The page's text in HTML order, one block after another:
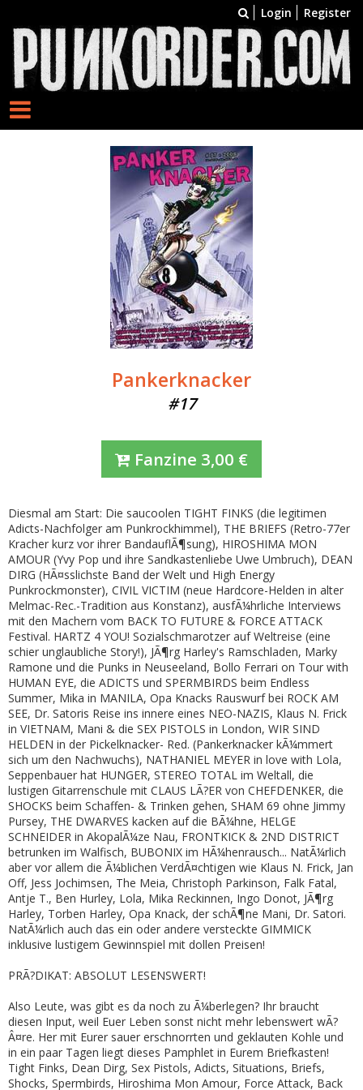
Login Register
Pankerknacker
#17
Fanzine 3,00 €
Diesmal am Start: Die saucoolen TIGHT FINKS (die legitimen
Adicts-Nachfolger am Punkrockhimmel), THE BRIEFS (Retro-77er
Kracher kurz vor ihrer BandauflÃ¶sung), HIROSHIMA MON
AMOUR (Yvy Pop und ihre Sandkastenliebe Uwe Umbruch), DEAN
DIRG (HÃ¤sslichste Band der Welt und High Energy
Punkrockmonster), CIVIL VICTIM (neue Hardcore-Helden in alter
Melmac-Rec.-Tradition aus Konstanz), ausfÃ¼hrliche Interviews
mit den Machern vom BACK TO FUTURE & FORCE ATTACK
Festival. HARTZ 4 YOU! Sozialschmarotzer auf Weltreise (eine
schier unglaubliche Story!), JÃ¶rg Harley's Ramschladen, Marky
Ramone und die Punks in Neuseeland, Bollo Ferrari on Tour with
HUMAN EYE, die ADICTS und SPERMBIRDS beim Endless
Summer, Mika in MANILA, Opa Knacks Rauswurf bei ROCK AM
SEE, Dr. Satoris Reise ins innere eines NEO-NAZIS, Klaus N. Frick
in VIETNAM, Mani & die SEX PISTOLS in London, WIR SIND
HELDEN in der Pickelknacker- Red. (Pankerknacker kÃ¼mmert
sich um den Nachwuchs), NATHANIEL MEYER in love with Lola,
Seppenbauer hat HUNGER, STEREO TOTAL im Weltall, die
lustigen Gitarrenschule mit CLAUS LÃ?ER von CHEFDENKER, die
SHOCKS beim Schaffen- & Trinken gehen, SHAM 69 ohne Jimmy
Pursey, THE DWARVES kacken auf die BÃ¼hne, HELGE
SCHNEIDER in AkopalÃ¼ze Nau, FRONTKICK & 2ND DISTRICT
betrunken im Walfisch, BUBONIX im HÃ¼henrausch... NatÃ¼rlich
aber vor allem die Ã¼blichen VerdÃ¤chtigen wie Klaus N. Frick, Jan
Off, Jess Jochimsen, The Meia, Christoph Parkinson, Falk Fatal,
Antje T., Ben Hurley, Lola, Mika Reckinnen, Ingo Donot, JÃ¶rg
Harley, Torben Harley, Opa Knack, der schÃ¶ne Mani, Dr. Satori.
NatÃ¼rlich auch das ein oder andere versteckte GIMMICK
inklusive lustigem Gewinnspiel mit dollen Preisen!
PRÃ?DIKAT: ABSOLUT LESENSWERT!
Also Leute, was gibt es da noch zu Ã¼berlegen? Ihr braucht
diesen Input, weil Euer Leben sonst nicht mehr lebenswert wÃ?
Â¤re. Her mit Eurer sauer erschnorrten und geklauten Kohle und
in ein paar Tagen liegt dieses Pamphlet in Eurem Briefkasten!
Tight Finks, Dean Dirg, Sex Pistols, Adicts, Situations, Briefs,
Shocks, Spermbirds, Hiroshima Mon Amour, Force Attack, Back